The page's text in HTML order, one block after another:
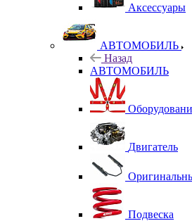
Аксессуары
АВТОМОБИЛЬ
Назад
АВТОМОБИЛЬ
Двигатель
Подвеска